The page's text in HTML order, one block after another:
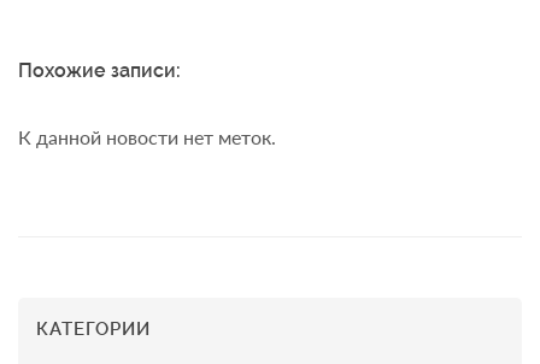
Похожие записи:
К данной новости нет меток.
КАТЕГОРИИ